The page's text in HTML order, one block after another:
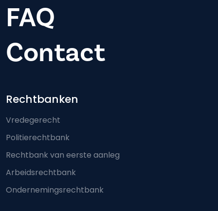
FAQ
Contact
Footer-menu
Rechtbanken
Vredegerecht
Politierechtbank
Rechtbank van eerste aanleg
Arbeidsrechtbank
Ondernemingsrechtbank